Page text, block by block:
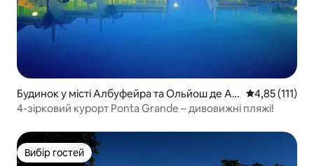
Будинок у місті Албуфейра та Ольйош де Аг
у
Середня
4,85 (111)
4-зірковий курорт Ponta Grande – дивовижні пляжі!
Вибір гостей
Вибір гостей